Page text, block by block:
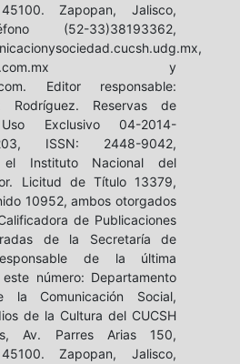
Zapopan, Jalisco,
(52-33)38193362,
y
Editor responsable:
Rodríguez. Reservas de
Exclusivo 04-2014-
203, ISSN: 2448-9042,
Instituto Nacional del
Licitud de Título 13379,
10952, ambos otorgados
de Publicaciones
de la Secretaría de
de la última
número: Departamento
la Comunicación Social,
de la Cultura del CUCSH
Av. Parres Arias 150,
Zapopan, Jalisco,